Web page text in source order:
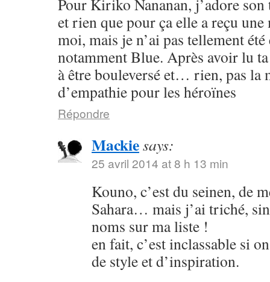
Pour Kiriko Nananan, j’adore
et rien que pour ça elle a reçu
moi, mais je n’ai pas tellement
notamment Blue. Après avoir lu
à être bouleversé et… rien, pas la
d’empathie pour les héroïnes
Répondre
Mackiesays:
25 avril 2014 at 8 h 13 min
Kouno, c’est du seinen, de
Sahara… mais j’ai triché,
noms sur ma liste !
en fait, c’est inclassable si
de style et d’inspiration.